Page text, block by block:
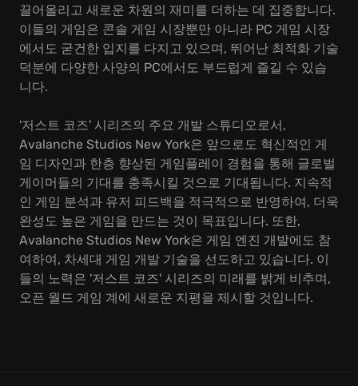
끌어올리고 새로운 차원의 재미를 더하는 데 집중합니다.
이들의 게임은 콘솔 게임 시장뿐만 아니라 PC 게임 시장
에서도 굳건한 입지를 다지고 있으며, 뛰어난 최적화 기술
덕분에 다양한 사양의 PC에서도 부드럽게 즐길 수 있습
니다.
'저스트 코즈' 시리즈의 주요 개발 스튜디오로서,
Avalanche Studios New York은 앞으로도 혁신적인 게
임 디자인과 한층 향상된 게임플레이 경험을 통해 글로벌
게이머들의 기대를 충족시킬 것으로 기대됩니다. 지속적
인 게임 분석과 유저 피드백을 적극적으로 반영하여, 더욱
완성도 높은 게임을 만드는 것이 목표입니다. 또한,
Avalanche Studios New York은 게임 엔진 개발에도 참
여하여, 차세대 게임 개발 기술을 선도하고 있습니다. 이
들의 노력은 '저스트 코즈' 시리즈의 미래를 밝게 비추며,
오픈 월드 게임 계에 새로운 지평을 제시할 것입니다.